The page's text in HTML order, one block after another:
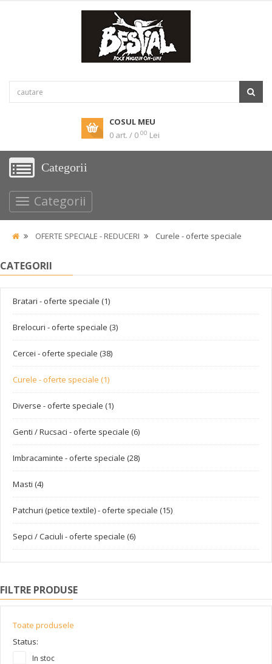
COSUL MEU
0 art. / 0 00 Lei
Categorii
Categorii
OFERTE SPECIALE - REDUCERI Curele - oferte speciale
CATEGORII
Bratari - oferte speciale (1)
Brelocuri - oferte speciale (3)
Cercei - oferte speciale (38)
Curele - oferte speciale (1)
Diverse - oferte speciale (1)
Genti / Rucsaci - oferte speciale (6)
Imbracaminte - oferte speciale (28)
Masti (4)
Patchuri (petice textile) - oferte speciale (15)
Sepci / Caciuli - oferte speciale (6)
FILTRE PRODUSE
Toate produsele
Status:
In stoc